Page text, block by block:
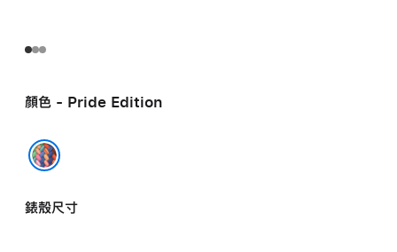
顏色 - Pride Edition
錶殼尺寸